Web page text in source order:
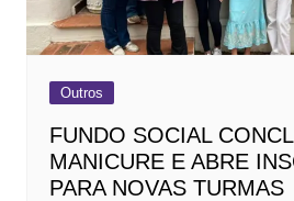
Outros
FUNDO SOCIAL
MANICURE E ABRE
PARA NOVAS TURMAS